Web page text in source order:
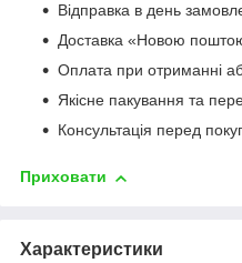
Відправка в день
Доставка «Новою
Оплата при отриманні
Якісне пакування та
Консультація перед
Приховати
Характеристики